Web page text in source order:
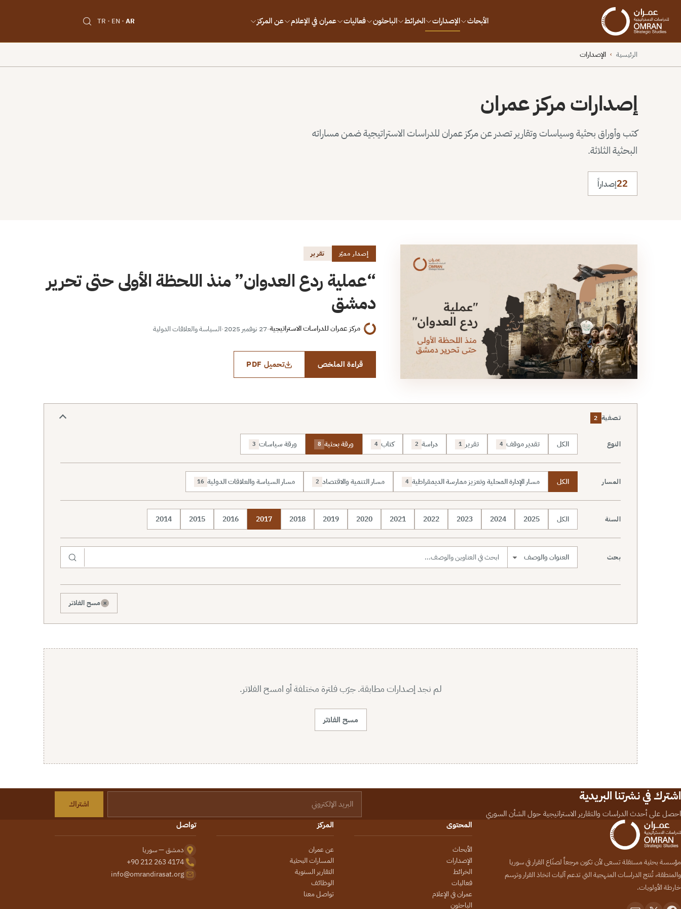
الأبحاث الإصدارات الخرائط الباحثون فعاليات عمران في الإعلام عن المركز AR
EN
TR
الرئيسية › الإصدارات
إصدارات مركز عمران
كتب وأوراق بحثية وسياسات وتقارير تصدر عن مركز عمران للدراسات الاستراتيجية ضمن مساراته
البحثية الثلاثة.
22إصداراً
إصدار مميّز تقرير
“عملية ردع العدوان” منذ اللحظة الأولى حتى تحرير
دمشق
مركز عمران للدراسات الاستراتيجية·27 نوفمبر 2025 ·السياسة والعلاقات الدولية
قراءة الملخص تحميل PDF
تصفية 2
النوع الكل تقدير موقف 4 تقرير 1 دراسة 2 كتاب 4 ورقة بحثية 8 ورقة سياسات 3
المسار الكل مسار الإدارة المحلية وتعزيز ممارسة الديمقراطية 4 مسار التنمية والاقتصاد 2 مسار السياسة والعلاقات الدولية 16
السنة الكل 2025
2024
2023
2022
2021
2020
2019
2018
2017
2016
2015
2014
بحث نطاق البحث
× مسح الفلاتر
لم نجد إصدارات مطابقة. جرّب فلترة مختلفة أو امسح الفلاتر.
مسح الفلاتر
اشترك في نشرتنا البريدية
احصل على أحدث الدراسات والتقارير الاستراتيجية حول الشأن السوري
اشتراك
مؤسسة بحثية مستقلة تسعى لأن تكون مرجعاً لصنّاع القرار في سوريا
والمنطقة، تُنتج الدراسات المنهجية التي تدعم آليات اتخاذ القرار وترسم
خارطة الأولويات.
المحتوى
الأبحاث
الإصدارات
الخرائط
فعاليات
عمران في الإعلام
الباحثون
المركز
عن عمران
المسارات البحثية
التقارير السنوية
الوظائف
تواصل معنا
تواصل
دمشق — سوريا
+90 212 263 4174
info@omrandirasat.org